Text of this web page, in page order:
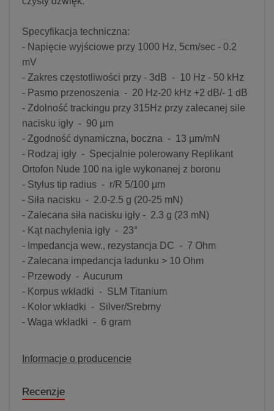
Specyfikacja techniczna:
- Napięcie wyjściowe przy 1000 Hz, 5cm/sec - 0.2
mV
- Zakres częstotliwości przy - 3dB - 10 Hz - 50 kHz
- Pasmo przenoszenia - 20 Hz-20 kHz +2 dB/- 1 dB
- Zdolność trackingu przy 315Hz przy zalecanej sile
nacisku igły - 90 µm
- Zgodność dynamiczna, boczna - 13 µm/mN
- Rodzaj igły - Specjalnie polerowany Replikant
Ortofon Nude 100 na igle wykonanej z boronu
- Stylus tip radius - r/R 5/100 µm
- Siła nacisku - 2.0-2.5 g (20-25 mN)
- Zalecana siła nacisku igły - 2.3 g (23 mN)
- Kąt nachylenia igły - 23°
- Impedancja wew., rezystancja DC - 7 Ohm
- Zalecana impedancja ładunku > 10 Ohm
- Przewody - Aucurum
- Korpus wkładki - SLM Titanium
- Kolor wkładki - Silver/Srebrny
- Waga wkładki - 6 gram
Informacje o producencie
Recenzje